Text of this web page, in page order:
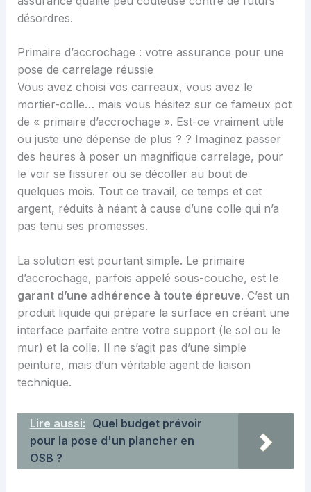
désordres.
Primaire d’accrochage : votre assurance pour une
pose de carrelage réussie
Vous avez choisi vos carreaux, vous avez le
mortier-colle… mais vous hésitez sur ce fameux pot
de « primaire d’accrochage ». Est-ce vraiment utile
ou juste une dépense de plus ? ? Imaginez passer
des heures à poser un magnifique carrelage, pour
le voir se fissurer ou se décoller au bout de
quelques mois. Tout ce travail, ce temps et cet
argent, réduits à néant à cause d’une colle qui n’a
pas tenu ses promesses.
La solution est pourtant simple. Le primaire
d’accrochage, parfois appelé sous-couche, est le
garant d’une adhérence à toute épreuve. C’est un
produit liquide qui prépare la surface en créant une
interface parfaite entre votre support (le sol ou le
mur) et la colle. Il ne s’agit pas d’une simple
peinture, mais d’un véritable agent de liaison
technique.
Lire aussi: Quel budget prévoir
pour la pose d'un plancher en
OSB ?